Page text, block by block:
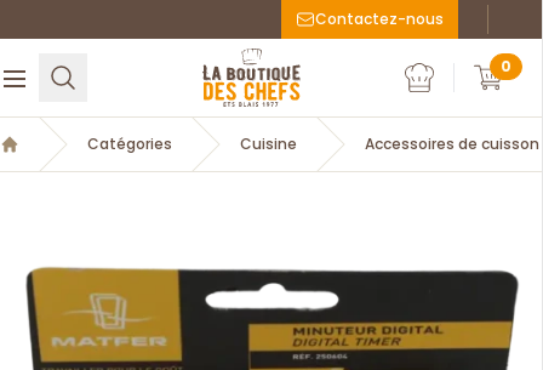
Contactez-nous
Ouvrir le menuRechercher
La Boutique des chefs
Mon compte
Mon
0
Accueil
Catégories Cuisine Accessoires de cuisson